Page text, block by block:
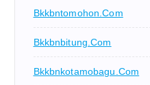
Bkkbntomohon.com
Bkkbnbitung.com
Bkkbnkotamobagu.com